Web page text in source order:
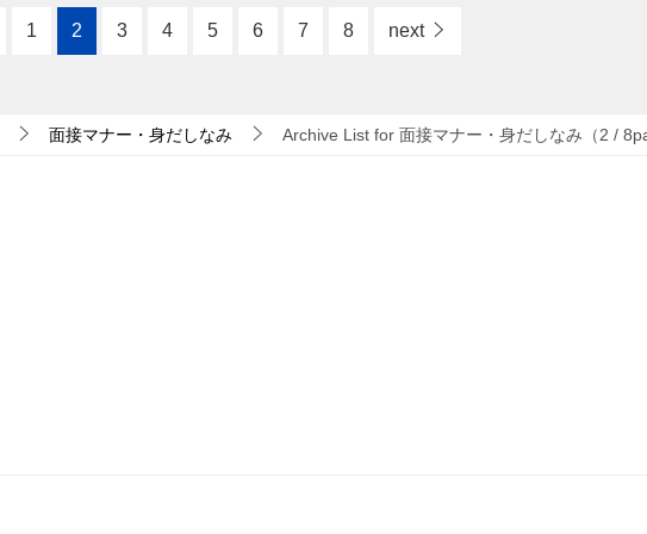
1 2 3 4 5 6 7 8 next
面接マナー・身だしなみ Archive List for 面接マナー・身だしなみ（2 /